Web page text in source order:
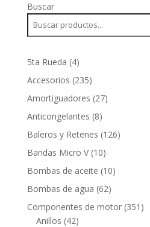
Buscar
5ta Rueda 44
productos
Accesorios 235235
productos
Amortiguadores 2727
Anticongelantes 88
productos
Baleros y Retenes 126126
Bandas Micro V 1010
productos
Bombas de aceite 1010
Bombas de agua 6262
productos
Componentes de motor 351 351
Anillos 4242